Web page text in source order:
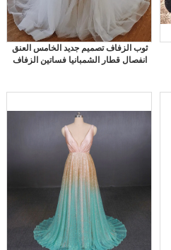
ثوب الزفاف تصميم جديد الخامس العنق
انفصال قطار الشمبانيا فساتين الزفاف